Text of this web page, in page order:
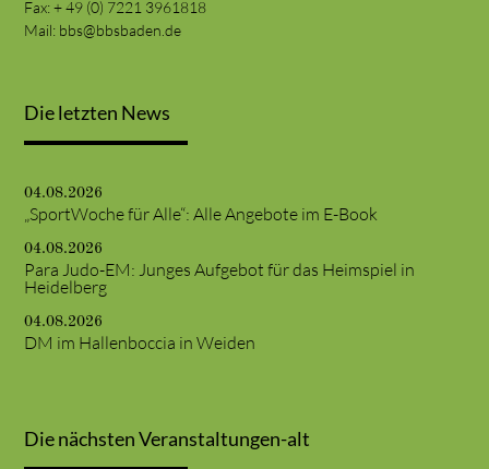
Fax: + 49 (0) 7221 3961818
Mail: bbs@bbsbaden.de
Die letzten News
04.08.2026
„SportWoche für Alle“: Alle Angebote im E-Book
04.08.2026
Para Judo-EM: Junges Aufgebot für das Heimspiel in
Heidelberg
04.08.2026
DM im Hallenboccia in Weiden
Die nächsten Veranstaltungen-alt